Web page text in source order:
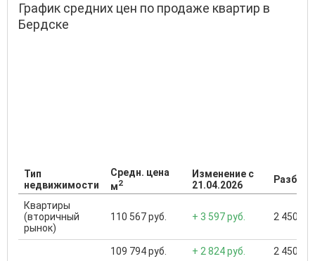
График средних цен по продаже квартир в
Бердске
Тип
недвижимости
Средн. цена
м2
Изменение с
21.04.2026
Квартиры
(вторичный
рынок)
110 567 руб. + 3 597 руб. 2 450
109 794 руб. + 2 824 руб. 2 450